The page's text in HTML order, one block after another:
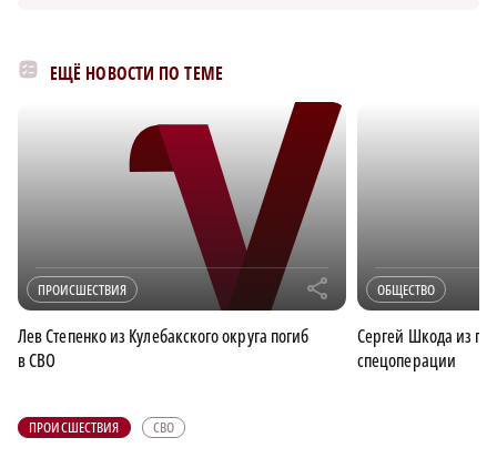
ЕЩЁ НОВОСТИ ПО ТЕМЕ
ПРОИСШЕСТВИЯ r
Лев Степенко из Кулебакского округа погиб
в СВО
ОБЩЕСТВО
Сергей Шкода из
спецоперации
ПРОИСШЕСТВИЯ СВО